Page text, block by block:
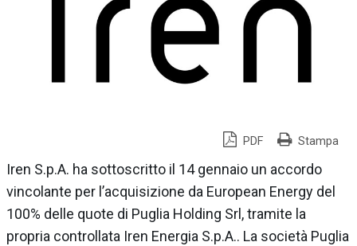
PDF Stampa
Iren S.p.A. ha sottoscritto il 14 gennaio un accordo
vincolante per l’acquisizione da European Energy del
100% delle quote di Puglia Holding Srl, tramite la
propria controllata Iren Energia S.p.A.. La società Puglia